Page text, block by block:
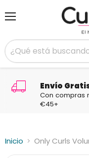
Envío
Con compras
€45+
Inicio Only Curls